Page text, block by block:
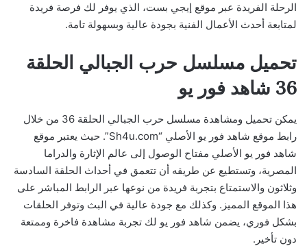
الرحلة الفريدة عبر موقع إيجي بست، الذي يوفر لك فرصة فريدة
لمتابعة أحدث الأعمال الفنية بجودة عالية وبسهولة تامة.
تحميل مسلسل حرب الجبالي الحلقة
36 شاهد فور يو
يمكن تحميل ومشاهدة مسلسل حرب الجبالي الحلقة 36 من خلال
رابط موقع شاهد فور يو الأصلي “Sh4u.com”. حيث يعتبر موقع
شاهد فور يو الأصلي مفتاح الوصول إلى عالم الإثارة والدراما
المصرية، وتستطيع عن طريقه أن تتعمق في أحداث الحلقة السادسة
وثلاثون والاستمتاع بتجربة فريدة من نوعها عبر الرابط المباشر على
هذا الموقع المميز. وكذلك مع جودة عالية في البث وتوفر الحلقات
بشكل فوري، يضمن شاهد فور يو لك تجربة مشاهدة فاخرة وممتعة
دون تأخير.